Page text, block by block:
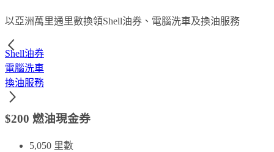
以亞洲萬里通里數換領Shell油券、電腦洗車及換油服務
Shell油券
電腦洗車
換油服務
$200 燃油現金券
5,050 里數